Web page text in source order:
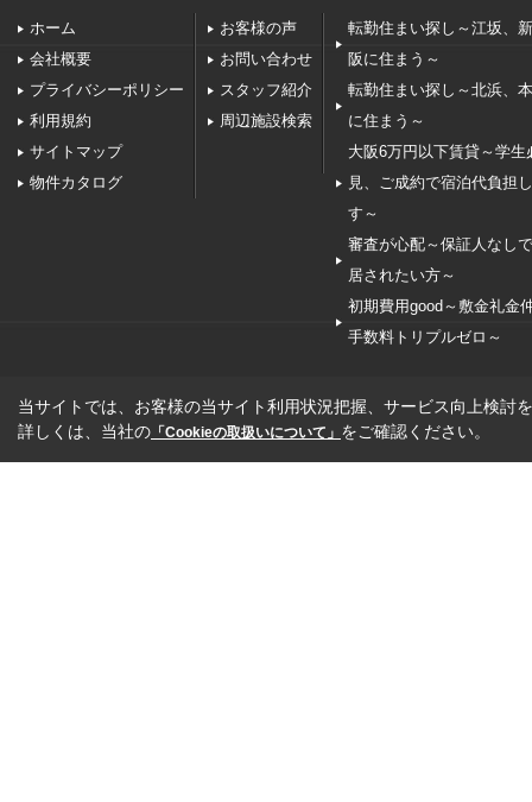
ホーム
会社概要
プライバシーポリシー
利用規約
サイトマップ
物件カタログ
お客様の声
お問い合わせ
スタッフ紹介
周辺施設検索
転勤住まい探し～江坂、
阪に住まう～
転勤住まい探し～北浜、
に住まう～
大阪6万円以下賃貸～学生
見、ご成約で宿泊代負担
す～
審査が心配～保証人なし
居されたい方～
初期費用good～敷金礼金
手数料トリプルゼロ～
当サイトでは、お客様の当サイト利用状況把握、サービス向上検討
詳しくは、当社の 「Cookieの取扱いについて」 をご確認ください。